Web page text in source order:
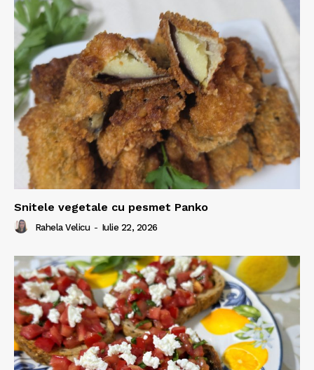
Snitele vegetale cu pesmet Panko
Rahela Velicu - Iulie 22, 2026